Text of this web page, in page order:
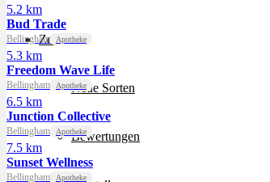
Zen
Neue Sorten
Bewertungen
5.2 km
Bud Trade
Bellingham Apotheke
5.3 km
Freedom Wave Life
Bellingham Apotheke
6.5 km
Junction Collective
Bellingham Apotheke
7.5 km
Sunset Wellness
Bellingham Apotheke